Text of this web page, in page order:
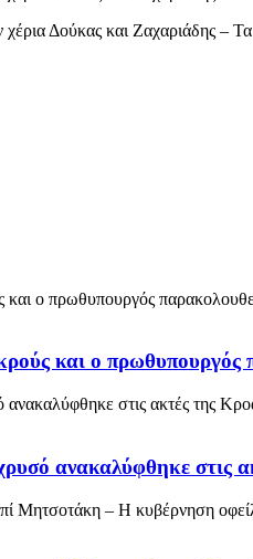
και ο πρωθυπουργός
ανακαλύφθηκε στις